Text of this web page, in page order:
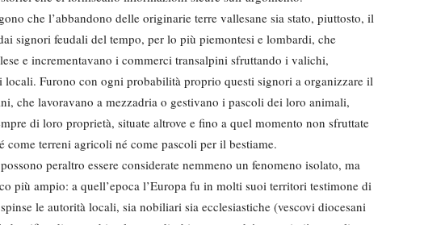
che l’abbandono delle originarie terre vallesane sia stato, piuttosto, il
signori feudali del tempo, per lo più piemontesi e lombardi, che
e incrementavano i commerci transalpini sfruttando i valichi,
locali. Furono con ogni probabilità proprio questi signori a organizzare il
che lavoravano a mezzadria o gestivano i pascoli dei loro animali,
di loro proprietà, situate altrove e fino a quel momento non sfruttate
come terreni agricoli né come pascoli per il bestiame.
peraltro essere considerate nemmeno un fenomeno isolato, ma
più ampio: a quell’epoca l’Europa fu in molti suoi territori testimone di
le autorità locali, sia nobiliari sia ecclesiastiche (vescovi diocesani